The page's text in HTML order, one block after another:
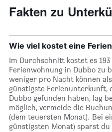
Fakten zu
Wie viel kostet eine
Im Durchschnitt kostet es
Ferienwohnung in Dubbo zu
weniger pro Nacht können
günstigste Ferienunterkunft,
Dubbo gefunden haben, lag
möglich, vermeide die
(dem teuersten Monat). Bei
günstigsten Monat) sparst